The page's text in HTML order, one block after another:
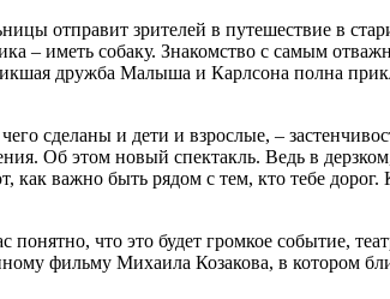
отправит зрителей в путешествие в
– иметь собаку. Знакомство с самым
дружба Малыша и Карлсона полна
сделаны и дети и взрослые, –
Об этом новый спектакль. Ведь в
как важно быть рядом с тем, кто тебе
понятно, что это будет громкое событие,
фильму Михаила Козакова, в котором